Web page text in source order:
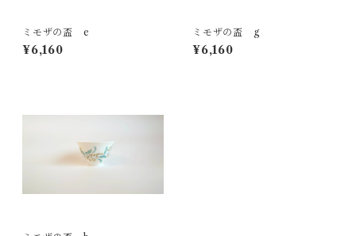
ミモザの盃 e
¥6,160
ミモザの盃 g
¥6,160